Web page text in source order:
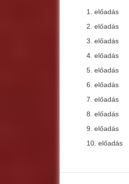
1. előadás
2. előadás
3. előadás
4. előadás
5. előadás
6. előadás
7. előadás
8. előadás
9. előadás
10. előadás